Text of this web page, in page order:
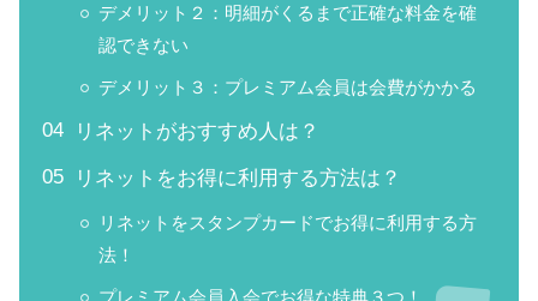
デメリット２：明細がくるまで正確な料金を確
認できない
デメリット３：プレミアム会員は会費がかかる
リネットがおすすめ人は？
リネットをお得に利用する方法は？
リネットをスタンプカードでお得に利用する方
法！
プレミアム会員入会でお得な特典３つ！